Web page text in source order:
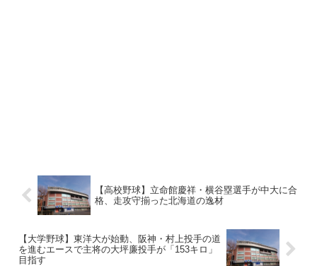
【高校野球】立命館慶祥・横谷塁選手が中大に合
格、走攻守揃った北海道の逸材
【大学野球】東洋大が始動、阪神・村上投手の道
を進むエースで主将の大坪廉投手が「153キロ」
目指す